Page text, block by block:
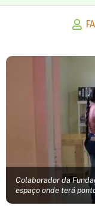
Colaborador da
espaço onde terá